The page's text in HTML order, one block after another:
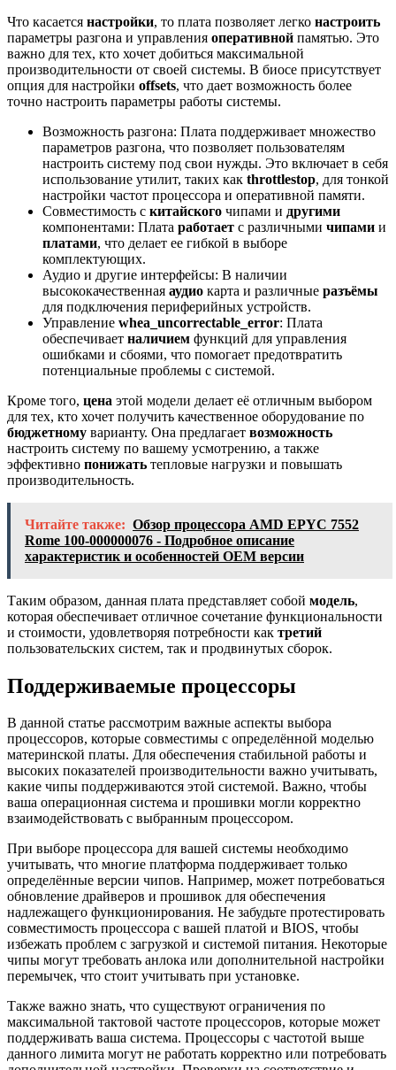
Что касается настройки, то плата позволяет легко настроить
параметры разгона и управления оперативной памятью. Это
важно для тех, кто хочет добиться максимальной
производительности от своей системы. В биосе присутствует
опция для настройки offsets, что дает возможность более
точно настроить параметры работы системы.
Возможность разгона: Плата поддерживает множество
параметров разгона, что позволяет пользователям
настроить систему под свои нужды. Это включает в себя
использование утилит, таких как throttlestop, для тонкой
настройки частот процессора и оперативной памяти.
Совместимость с китайского чипами и другими
компонентами: Плата работает с различными чипами и
платами, что делает ее гибкой в выборе
комплектующих.
Аудио и другие интерфейсы: В наличии
высококачественная аудио карта и различные разъёмы
для подключения периферийных устройств.
Управление whea_uncorrectable_error: Плата
обеспечивает наличием функций для управления
ошибками и сбоями, что помогает предотвратить
потенциальные проблемы с системой.
Кроме того, цена этой модели делает её отличным выбором
для тех, кто хочет получить качественное оборудование по
бюджетному варианту. Она предлагает возможность
настроить систему по вашему усмотрению, а также
эффективно понижать тепловые нагрузки и повышать
производительность.
Читайте также: Обзор процессора AMD EPYC 7552
Rome 100-000000076 - Подробное описание
характеристик и особенностей OEM версии
Таким образом, данная плата представляет собой модель,
которая обеспечивает отличное сочетание функциональности
и стоимости, удовлетворяя потребности как третий
пользовательских систем, так и продвинутых сборок.
Поддерживаемые процессоры
В данной статье рассмотрим важные аспекты выбора
процессоров, которые совместимы с определённой моделью
материнской платы. Для обеспечения стабильной работы и
высоких показателей производительности важно учитывать,
какие чипы поддерживаются этой системой. Важно, чтобы
ваша операционная система и прошивки могли корректно
взаимодействовать с выбранным процессором.
При выборе процессора для вашей системы необходимо
учитывать, что многие платформа поддерживает только
определённые версии чипов. Например, может потребоваться
обновление драйверов и прошивок для обеспечения
надлежащего функционирования. Не забудьте протестировать
совместимость процессора с вашей платой и BIOS, чтобы
избежать проблем с загрузкой и системой питания. Некоторые
чипы могут требовать анлока или дополнительной настройки
перемычек, что стоит учитывать при установке.
Также важно знать, что существуют ограничения по
максимальной тактовой частоте процессоров, которые может
поддерживать ваша система. Процессоры с частотой выше
данного лимита могут не работать корректно или потребовать